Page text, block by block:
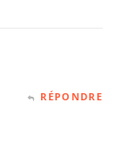
RÉPONDRE